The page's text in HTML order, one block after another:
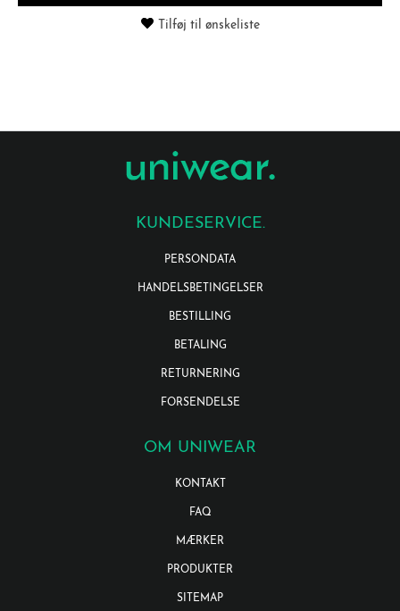
Tilføj til ønskeliste
KUNDESERVICE.
PERSONDATA
HANDELSBETINGELSER
BESTILLING
BETALING
RETURNERING
FORSENDELSE
OM UNIWEAR
KONTAKT
FAQ
MÆRKER
PRODUKTER
SITEMAP